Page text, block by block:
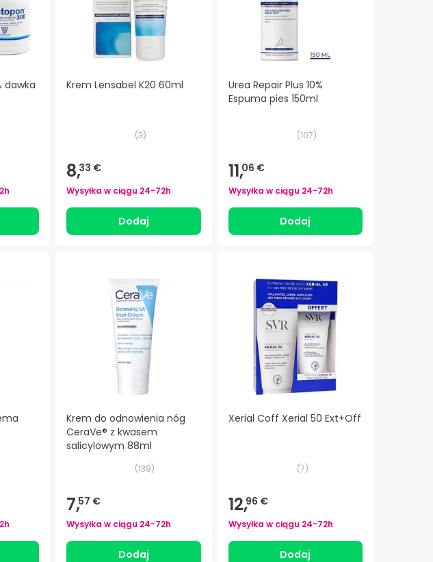
dawka
Krem Lensabel K20 60ml
(3)
8,33 €
Wysyłka w ciągu 24-72h
Dodaj
Urea Repair Plus 10%
Espuma pies 150ml
(107)
11,06 €
Wysyłka w ciągu 24-72h
Dodaj
Krem do odnowienia nóg
CeraVe® z kwasem
salicylowym 88ml
(139)
7,57 €
Wysyłka w ciągu 24-72h
Dodaj
Xerial Coff Xerial 50 Ext+Off
(7)
12,96 €
Wysyłka w ciągu 24-72h
Dodaj